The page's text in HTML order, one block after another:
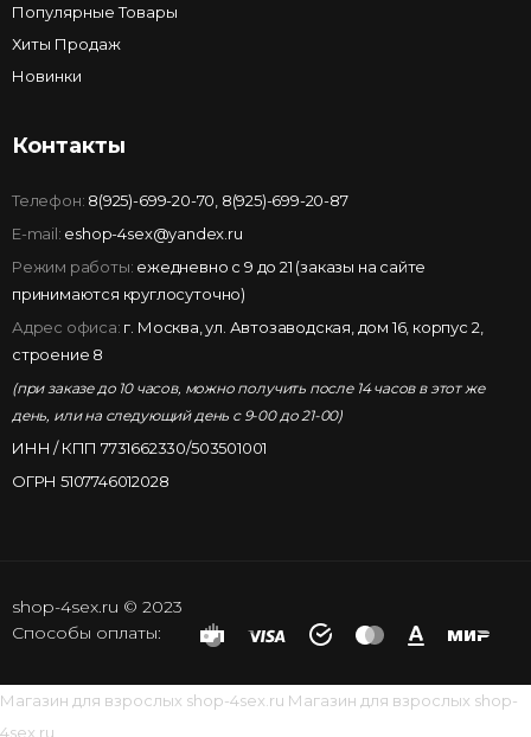
Популярные Товары
Хиты Продаж
Новинки
Контакты
Телефон: 8(925)-699-20-70 8(925)-699-20-87
E-mail: eshop-4sex@yandex.ru
Режим работы: ежедневно с 9 до 21 (заказы на сайте
принимаются круглосуточно)
Адрес офиса: г. Москва, ул. Автозаводская, дом 16, корпус 2,
строение 8
(при заказе до 10 часов, можно получить после 14 часов в этот же
день, или на следующий день с 9-00 до 21-00)
ИНН / КПП 7731662330/503501001
ОГРН 5107746012028
shop-4sex.ru © 2023
Способы оплаты:
Магазин для взрослых shop-4sex.ru Магазин для взрослых shop-
4sex.ru